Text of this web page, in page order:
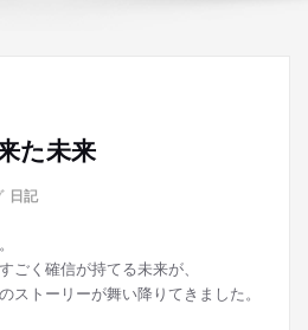
た未来
日記
ごく確信が持てる未来が、
ストーリーが舞い降りてきました。